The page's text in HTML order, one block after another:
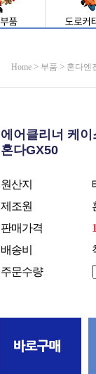
Home > 부품 > 혼다엔
에어클리너 케이
혼다GX50
원산지
제조원
판매가격
배송비
주문수량